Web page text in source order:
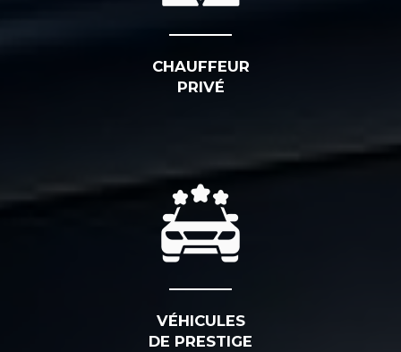
CHAUFFEUR
PRIVÉ
VÉHICULES
DE PRESTIGE